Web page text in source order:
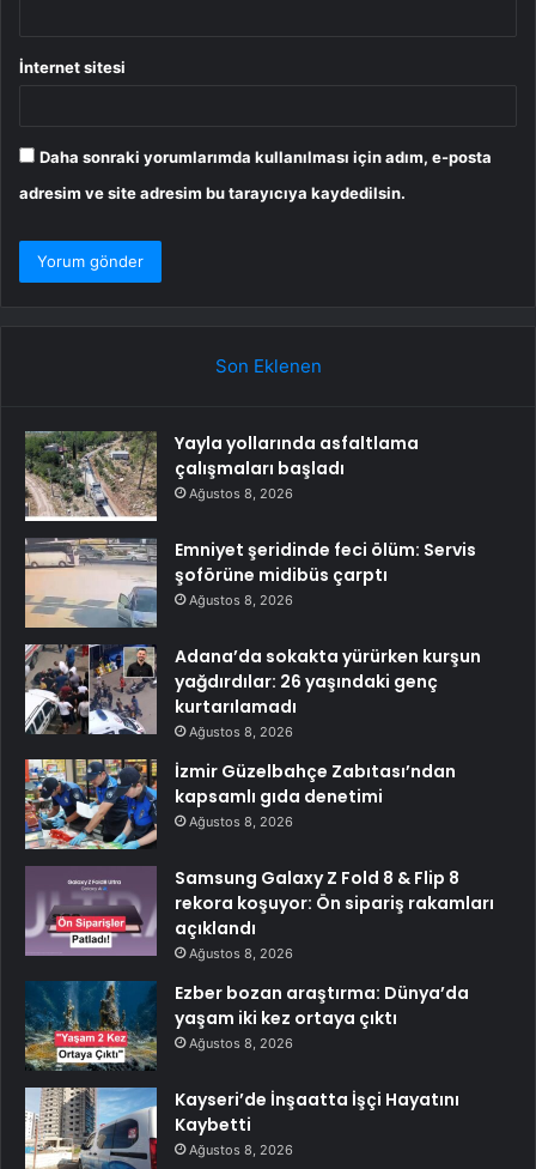
İnternet sitesi
Daha sonraki yorumlarımda kullanılması için adım, e-posta
adresim ve site adresim bu tarayıcıya kaydedilsin.
Son Eklenen
Yayla yollarında asfaltlama
çalışmaları başladı
Ağustos 8, 2026
Emniyet şeridinde feci ölüm: Servis
şoförüne midibüs çarptı
Ağustos 8, 2026
Adana’da sokakta yürürken kurşun
yağdırdılar: 26 yaşındaki genç
kurtarılamadı
Ağustos 8, 2026
İzmir Güzelbahçe Zabıtası’ndan
kapsamlı gıda denetimi
Ağustos 8, 2026
Samsung Galaxy Z Fold 8 & Flip 8
rekora koşuyor: Ön sipariş rakamları
açıklandı
Ağustos 8, 2026
Ezber bozan araştırma: Dünya’da
yaşam iki kez ortaya çıktı
Ağustos 8, 2026
Kayseri’de İnşaatta İşçi Hayatını
Kaybetti
Ağustos 8, 2026